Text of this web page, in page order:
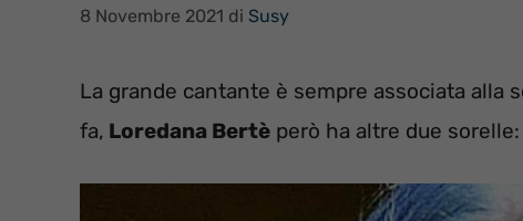
8 Novembre 2021 di Susy
La grande cantante è sempre associata alla
fa, Loredana Bertè però ha altre due sorelle: